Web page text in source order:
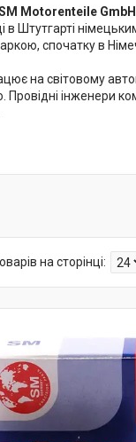
Motorenteile GmbH
в Штутгарті
спочатку в
на світовому
інженери